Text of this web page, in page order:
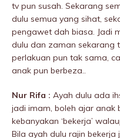
tv pun susah. Sekarang
dulu semua yang sihat,
pengawet dah biasa. Jadi
dulu dan zaman sekarang
perlakuan pun tak sama,
anak pun berbeza..
Nur Rifa : Ayah dulu ada
jadi imam, boleh ajar anak
kebanyakan ‘bekerja’
Bila ayah dulu rajin